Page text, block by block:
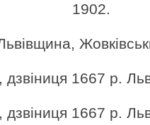
1902.
1667 р.
1667 р.